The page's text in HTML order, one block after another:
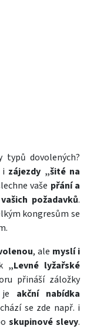
typů dovolených?
i zájezdy „šité na
vaše přání a
požadavků.
kongresům se
, ale myslí i
„Levné lyžařské
přináší záložky
akční nabídka
se zde např. i
skupinové slevy.